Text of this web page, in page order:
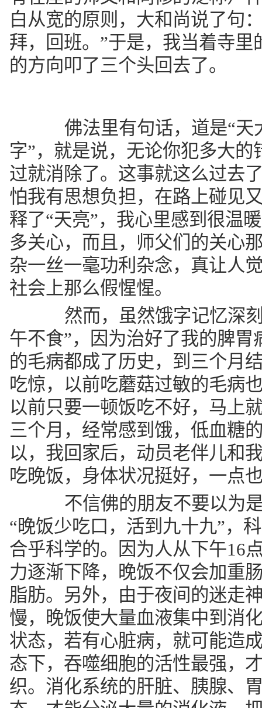
白从宽的原则，大和尚说了句
拜，回班。”于是，我当着寺
的方向叩了三个头回去了。
佛法里有句话，道是“天
字”，就是说，无论你犯多大
过就消除了。这事就这么过去
怕我有思想负担，在路上碰见
释了“天亮”，我心里感到很温
多关心，而且，师父们的关心
杂一丝一毫功利杂念，真让人
社会上那么假惺惺。
然而，虽然饿字记忆深刻
午不食”，因为治好了我的脾
的毛病都成了历史，到三个月
吃惊，以前吃蘑菇过敏的毛病
以前只要一顿饭吃不好，马上
三个月，经常感到饿，低血糖
以，我回家后，动员老伴儿和
吃晚饭，身体状况挺好，一点
不信佛的朋友不要以为是
“晚饭少吃口，活到九十九”，
合乎科学的。因为人从下午16
力逐渐下降，晚饭不仅会加重
脂肪。另外，由于夜间的迷走
慢，晚饭使大量血液集中到消
状态，若有心脏病，就可能造
态下，吞噬细胞的活性最强，
织。消化系统的肝脏、胰腺、